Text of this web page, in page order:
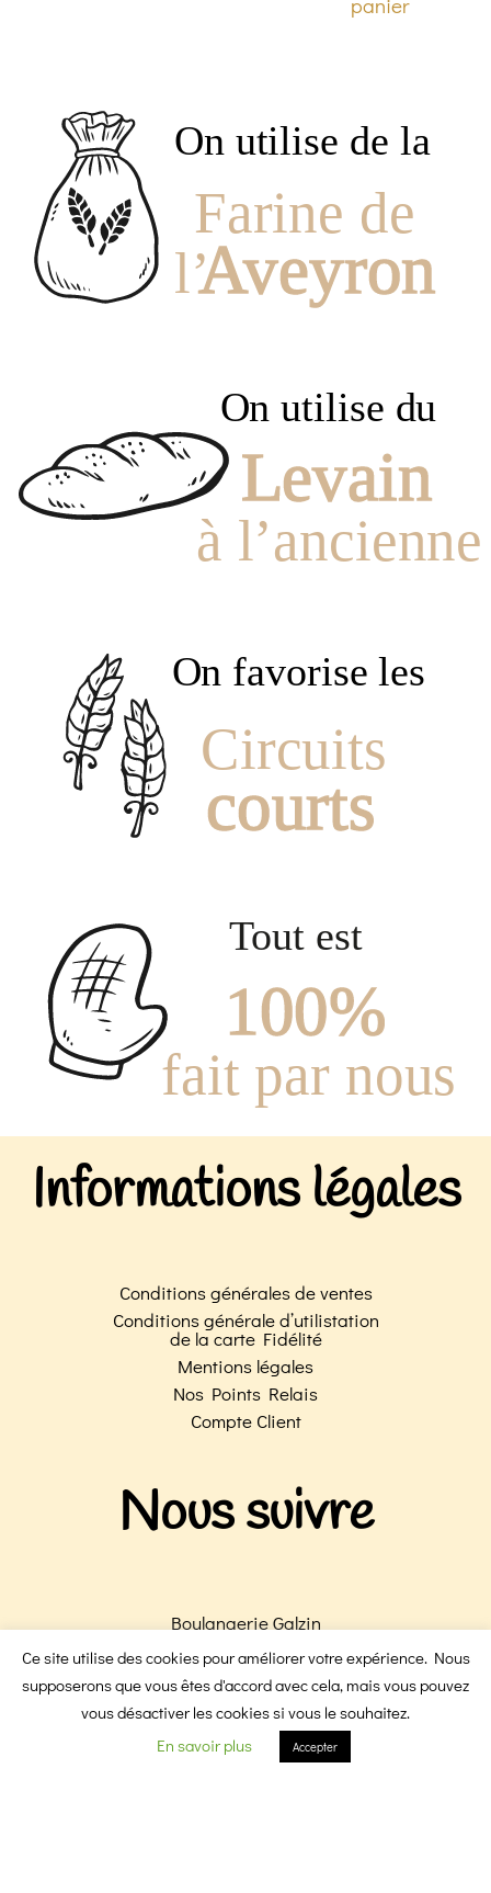
Informations légales
Conditions générales de ventes
Conditions générale d’utilistation
de la carte Fidélité
Mentions légales
Nos Points Relais
Compte Client
Nous suivre
Boulangerie Galzin
Boulangerie Victoire
F I
Ce site utilise des cookies pour améliorer votre expérience. Nous
supposerons que vous êtes d'accord avec cela, mais vous pouvez
vous désactiver les cookies si vous le souhaitez.
En savoir plus
Accepter